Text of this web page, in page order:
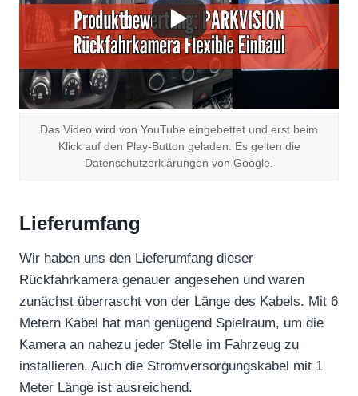
Das Video wird von YouTube eingebettet und erst beim
Klick auf den Play-Button geladen. Es gelten die
Datenschutzerklärungen von Google.
Lieferumfang
Wir haben uns den Lieferumfang dieser
Rückfahrkamera genauer angesehen und waren
zunächst überrascht von der Länge des Kabels. Mit 6
Metern Kabel hat man genügend Spielraum, um die
Kamera an nahezu jeder Stelle im Fahrzeug zu
installieren. Auch die Stromversorgungskabel mit 1
Meter Länge ist ausreichend.